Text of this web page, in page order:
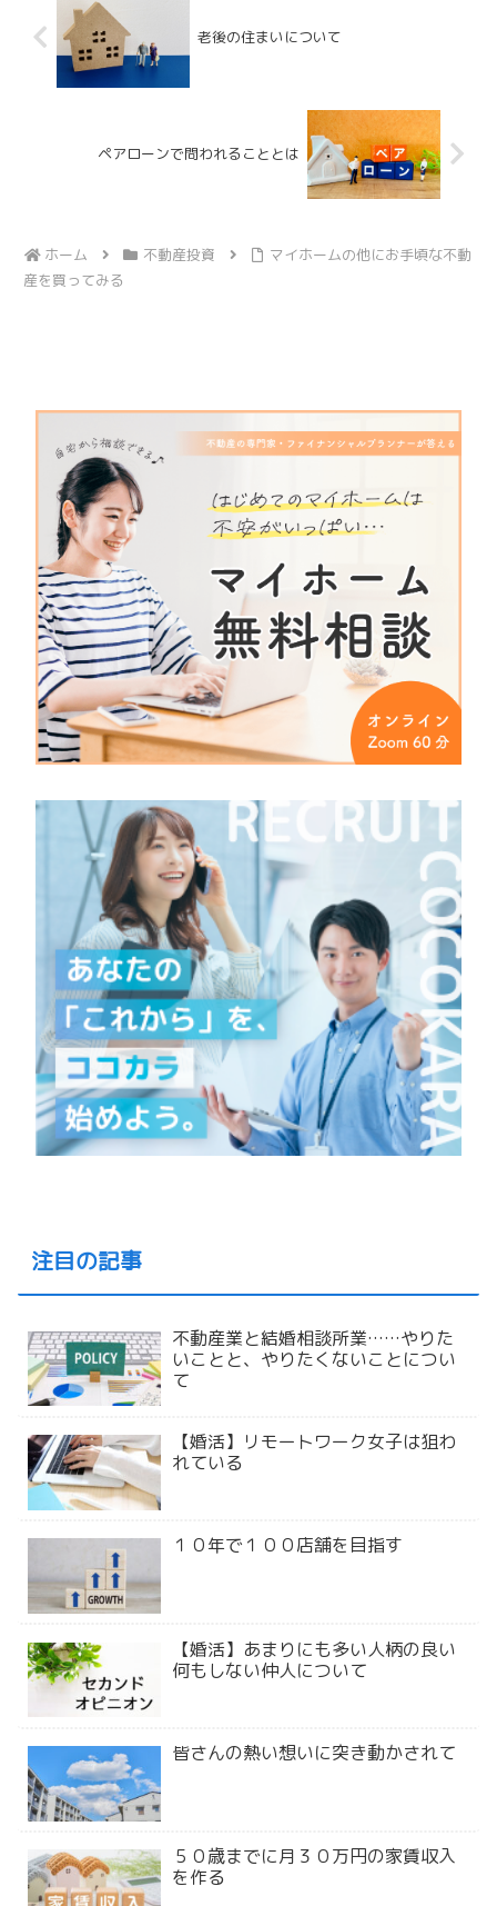
老後の住まいについて
ペアローンで問われることとは
ホーム 不動産投資
マイホームの他にお手頃な不動
産を買ってみる
注目の記事
不動産業と結婚相談所業……やりた
いことと、やりたくないことについ
て
【婚活】リモートワーク女子は狙わ
れている
１０年で１００店舗を目指す
【婚活】あまりにも多い人柄の良い
何もしない仲人について
皆さんの熱い想いに突き動かされて
５０歳までに月３０万円の家賃収入
を作る